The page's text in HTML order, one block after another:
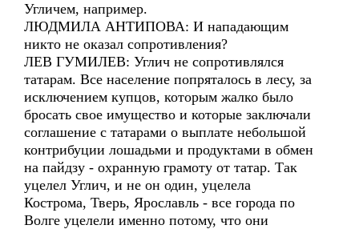
Угличем, например.
ЛЮДМИЛА АНТИПОВА: И нападающим
никто не оказал сопротивления?
ЛЕВ ГУМИЛЕВ: Углич не сопротивлялся
татарам. Все население попряталось в лесу, за
исключением купцов, которым жалко было
бросать свое имущество и которые заключали
соглашение с татарами о выплате небольшой
контрибуции лошадьми и продуктами в обмен
на пайдзу - охранную грамоту от татар. Так
уцелел Углич, и не он один, уцелела
Кострома, Тверь, Ярославль - все города по
Волге уцелели именно потому, что они